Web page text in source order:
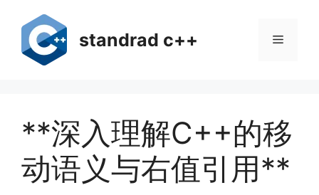
standrad c++ 菜
**深入理解C++的移
动语义与右值引用**